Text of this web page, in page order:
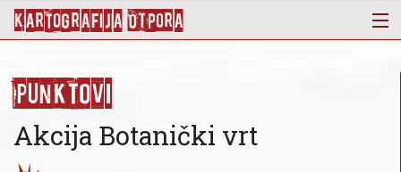
KArtoGrAFIJA OTPorA
Punktovi
Slojevi
Novosti
Punktovi
Akcija Botanički vrt